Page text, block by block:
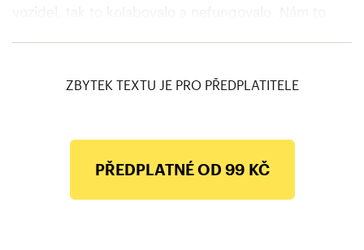
ZBYTEK TEXTU JE PRO PŘEDPLATITELE
PŘEDPLATNÉ OD 99 KČ